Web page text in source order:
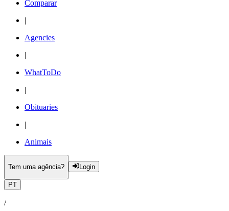
Comparar
|
Agencies
|
WhatToDo
|
Obituaries
|
Animais
Tem uma agência? Login
PT
/